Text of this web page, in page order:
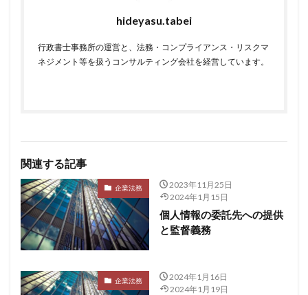
hideyasu.tabei
行政書士事務所の運営と、法務・コンプライアンス・リスクマ
ネジメント等を扱うコンサルティング会社を経営しています。
関連する記事
企業法務
2023年11月25日
2024年1月15日
個人情報の委託先への提供
と監督義務
企業法務
2024年1月16日
2024年1月19日